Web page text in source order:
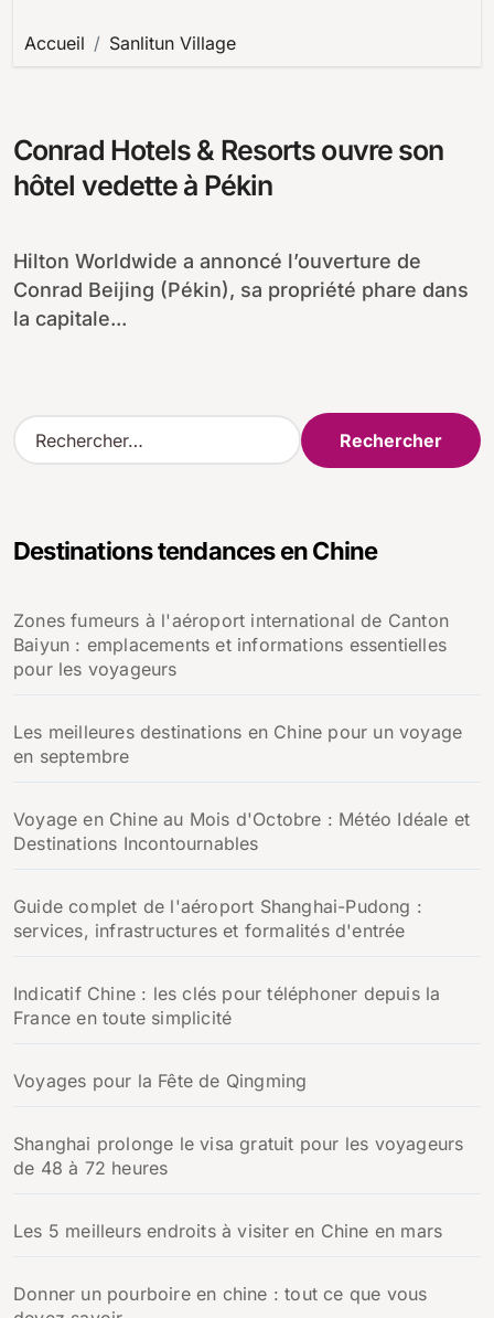
Accueil Sanlitun Village
Conrad Hotels & Resorts ouvre son
hôtel vedette à Pékin
Hilton Worldwide a annoncé l’ouverture de
Conrad Beijing (Pékin), sa propriété phare dans
la capitale...
R
e
r
e
r
Destinations tendances en Chine
Zones fumeurs à l'aéroport international de Canton
Baiyun : emplacements et informations essentielles
pour les voyageurs
Les meilleures destinations en Chine pour un voyage
en septembre
Voyage en Chine au Mois d'Octobre : Météo Idéale et
Destinations Incontournables
Guide complet de l'aéroport Shanghai-Pudong :
services, infrastructures et formalités d'entrée
Indicatif Chine : les clés pour téléphoner depuis la
France en toute simplicité
Voyages pour la Fête de Qingming
Shanghai prolonge le visa gratuit pour les voyageurs
de 48 à 72 heures
Les 5 meilleurs endroits à visiter en Chine en mars
Donner un pourboire en chine : tout ce que vous